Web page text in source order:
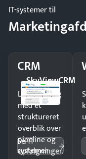
IT-systemer til
CRM
SkyViewCRM
Luk flere salg
med et
struktureret
overblik over
pipeline og
opfølgninger.
Se 11
systemer